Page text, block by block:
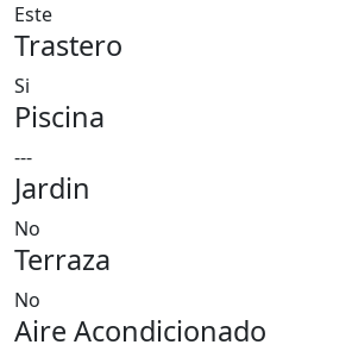
Este
Trastero
Si
Piscina
---
Jardin
No
Terraza
No
Aire Acondicionado